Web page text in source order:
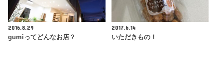
2016.8.29
gumiってどんなお店？
2017.6.14
いただきもの！